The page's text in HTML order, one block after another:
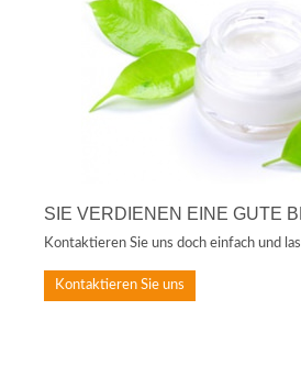
SIE VERDIENEN EINE GUTE
Kontaktieren Sie uns doch einfach und
Kontaktieren Sie uns